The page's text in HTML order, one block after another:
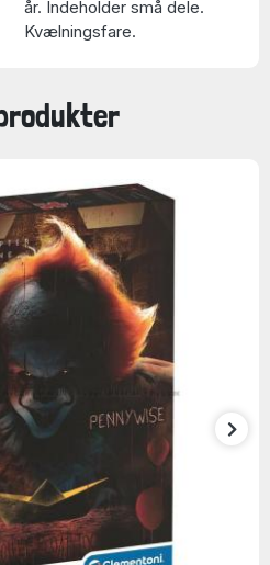
år. Indeholder små dele.
Kvælningsfare.